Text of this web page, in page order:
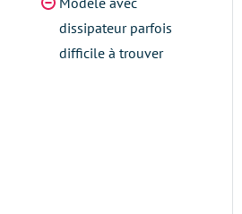
dissipateur parfois
difficile à trouver